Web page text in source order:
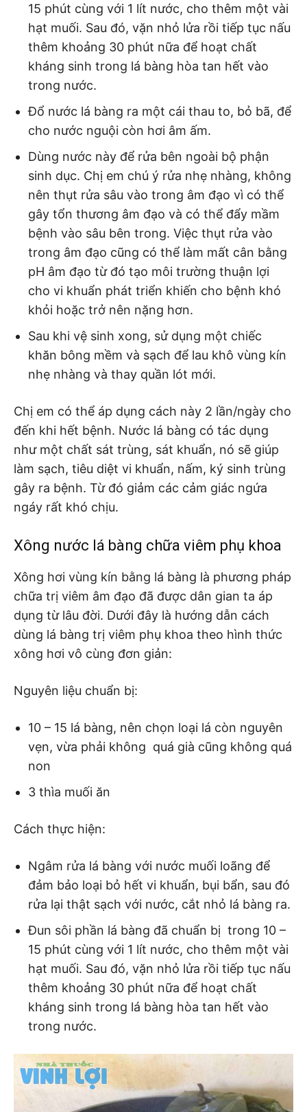
15 phút cùng với 1 lít nước, cho thêm một vài
hạt muối. Sau đó, vặn nhỏ lửa rồi tiếp tục nấu
thêm khoảng 30 phút nữa để hoạt chất
kháng sinh trong lá bàng hòa tan hết vào
trong nước.
Đổ nước lá bàng ra một cái thau to, bỏ bã, để
cho nước nguội còn hơi âm ấm.
Dùng nước này để rửa bên ngoài bộ phận
sinh dục. Chị em chú ý rửa nhẹ nhàng, không
nên thụt rửa sâu vào trong âm đạo vì có thể
gây tổn thương âm đạo và có thể đẩy mầm
bệnh vào sâu bên trong. Việc thụt rửa vào
trong âm đạo cũng có thể làm mất cân bằng
pH âm đạo từ đó tạo môi trường thuận lợi
cho vi khuẩn phát triển khiến cho bệnh khó
khỏi hoặc trở nên nặng hơn.
Sau khi vệ sinh xong, sử dụng một chiếc
khăn bông mềm và sạch để lau khô vùng kín
nhẹ nhàng và thay quần lót mới.
Chị em có thể áp dụng cách này 2 lần/ngày cho
đến khi hết bệnh. Nước lá bàng có tác dụng
như một chất sát trùng, sát khuẩn, nó sẽ giúp
làm sạch, tiêu diệt vi khuẩn, nấm, ký sinh trùng
gây ra bệnh. Từ đó giảm các cảm giác ngứa
ngáy rất khó chịu.
Xông nước lá bàng chữa viêm phụ khoa
Xông hơi vùng kín bằng lá bàng là phương pháp
chữa trị viêm âm đạo đã được dân gian ta áp
dụng từ lâu đời. Dưới đây là hướng dẫn cách
dùng lá bàng trị viêm phụ khoa theo hình thức
xông hơi vô cùng đơn giản:
Nguyên liệu chuẩn bị:
10 – 15 lá bàng, nên chọn loại lá còn nguyên
vẹn, vừa phải không quá già cũng không quá
non
3 thìa muối ăn
Cách thực hiện:
Ngâm rửa lá bàng với nước muối loãng để
đảm bảo loại bỏ hết vi khuẩn, bụi bẩn, sau đó
rửa lại thật sạch với nước, cắt nhỏ lá bàng ra.
Đun sôi phần lá bàng đã chuẩn bị trong 10 –
15 phút cùng với 1 lít nước, cho thêm một vài
hạt muối. Sau đó, vặn nhỏ lửa rồi tiếp tục nấu
thêm khoảng 30 phút nữa để hoạt chất
kháng sinh trong lá bàng hòa tan hết vào
trong nước.